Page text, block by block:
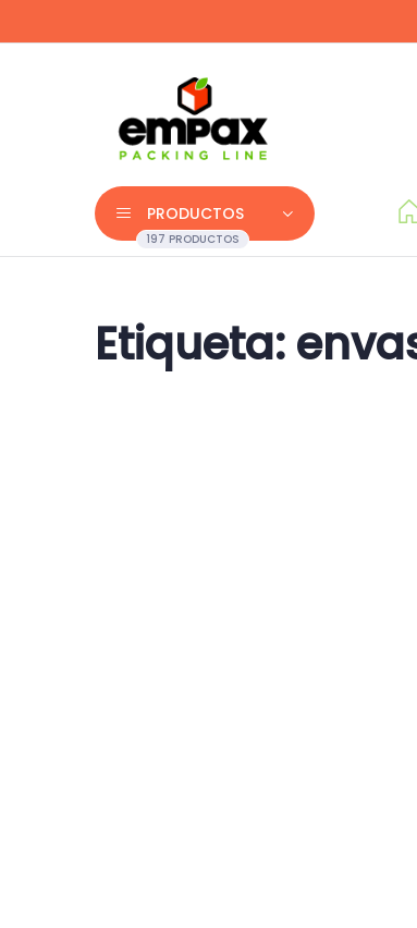
PRODUCTOS
197 PRODUCTOS
Etiqueta: